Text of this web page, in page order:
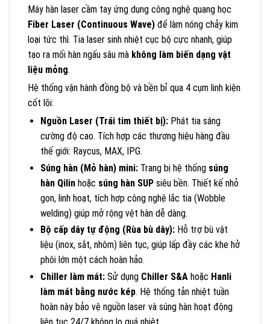
Máy hàn laser cầm tay ứng dụng công nghệ quang học
Fiber Laser (Continuous Wave) để làm nóng chảy kim
loại tức thì. Tia laser sinh nhiệt cục bộ cực nhanh, giúp
tạo ra mối hàn ngấu sâu mà không làm biến dạng vật
liệu mỏng.
Hệ thống vận hành đồng bộ và bền bỉ qua 4 cụm linh kiện
cốt lõi:
Nguồn Laser (Trái tim thiết bị):Phát tia sáng
cường độ cao. Tích hợp các thương hiệu hàng đầu
thế giới: Raycus, MAX, IPG.
Súng hàn (Mỏ hàn) mini:Trang bị hệ thống súng
hàn Qilinhoặc súng hàn SUPsiêu bền. Thiết kế nhỏ
gọn, linh hoạt, tích hợp công nghệ lắc tia (Wobble
welding) giúp mở rộng vệt hàn dễ dàng.
Bộ cấp dây tự động (Rùa bù dây):Hỗ trợ bù vật
liệu (inox, sắt, nhôm) liên tục, giúp lấp đầy các khe hở
phôi lớn một cách hoàn hảo.
Chiller làm mát:Sử dụng Chiller S&Ahoặc Hanli
làm mát bằng nước kép. Hệ thống tản nhiệt tuần
hoàn này bảo vệ nguồn laser và súng hàn hoạt động